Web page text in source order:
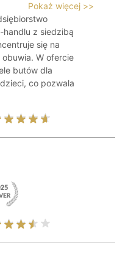
Pokaż więcej >>
handlu z siedzibą
się na
W ofercie
butów dla
co pozwala